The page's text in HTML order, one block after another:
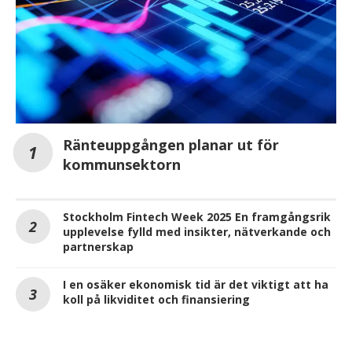
Ränteuppgången planar ut för
kommunsektorn
Stockholm Fintech Week 2025 En framgångsrik
upplevelse fylld med insikter, nätverkande och
partnerskap
I en osäker ekonomisk tid är det viktigt att ha
koll på likviditet och finansiering